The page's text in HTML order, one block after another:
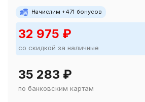
Начислим +471 бонусов
32 975 ₽
со скидкой за наличные
35 283 ₽
по банковским картам